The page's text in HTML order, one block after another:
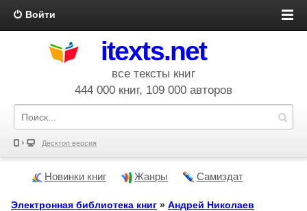
Войти
itexts.net
все тексты книг
444 000 книг, 109 000 авторов
Десктоп версия
Новинки книг Жанры Самиздат
Электронная библиотека книг » Андрей Николаев